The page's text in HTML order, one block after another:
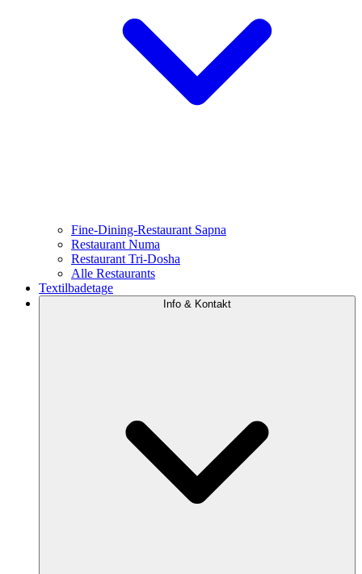
Fine-Dining-Restaurant Sapna
Restaurant Numa
Restaurant Tri-Dosha
Alle Restaurants
Textilbadetage
Info & Kontakt